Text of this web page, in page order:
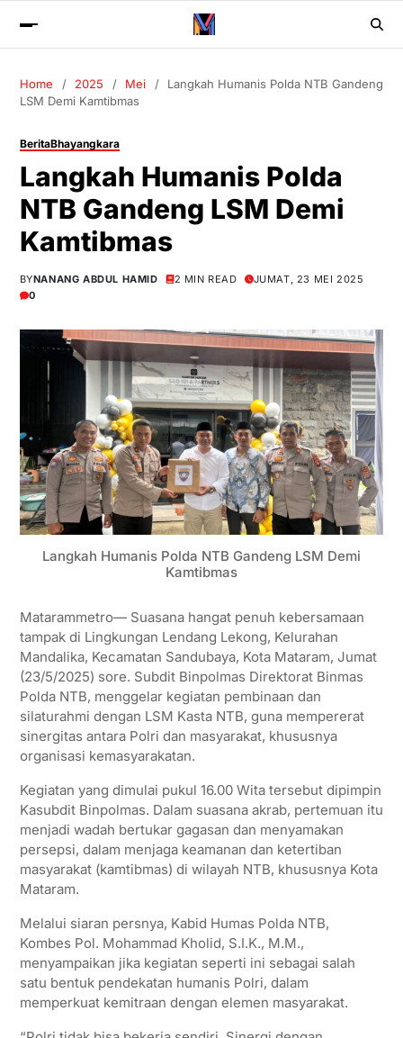
Home 2025 Mei
Langkah Humanis Polda NTB Gandeng
LSM Demi Kamtibmas
BeritaBhayangkara
Langkah Humanis Polda
NTB Gandeng LSM Demi
Kamtibmas
BYNANANG ABDUL HAMID 2 MIN READ
JUMAT, 23 MEI 2025
0
Langkah Humanis Polda NTB Gandeng LSM Demi
Kamtibmas
Matarammetro— Suasana hangat penuh kebersamaan
tampak di Lingkungan Lendang Lekong, Kelurahan
Mandalika, Kecamatan Sandubaya, Kota Mataram, Jumat
(23/5/2025) sore. Subdit Binpolmas Direktorat Binmas
Polda NTB, menggelar kegiatan pembinaan dan
silaturahmi dengan LSM Kasta NTB, guna mempererat
sinergitas antara Polri dan masyarakat, khususnya
organisasi kemasyarakatan.
Kegiatan yang dimulai pukul 16.00 Wita tersebut dipimpin
Kasubdit Binpolmas. Dalam suasana akrab, pertemuan itu
menjadi wadah bertukar gagasan dan menyamakan
persepsi, dalam menjaga keamanan dan ketertiban
masyarakat (kamtibmas) di wilayah NTB, khususnya Kota
Mataram.
Melalui siaran persnya, Kabid Humas Polda NTB,
Kombes Pol. Mohammad Kholid, S.I.K., M.M.,
menyampaikan jika kegiatan seperti ini sebagai salah
satu bentuk pendekatan humanis Polri, dalam
memperkuat kemitraan dengan elemen masyarakat.